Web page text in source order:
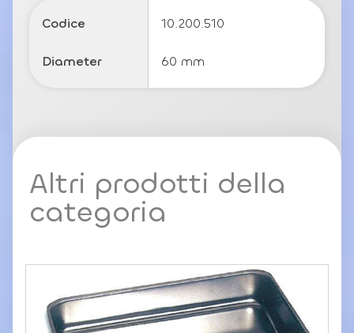
li
Codice 10.200.510
Diameter 60 mm
Altri prodotti della
categoria